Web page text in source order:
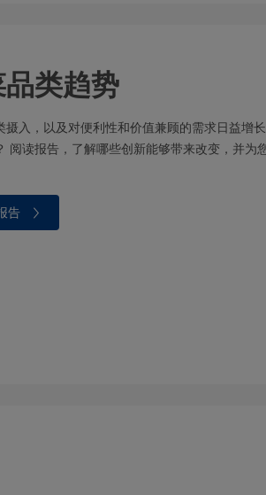
类趋势
入，以及对便利性和价值兼顾的需求日益增
阅读报告，了解哪些创新能够带来改变，并为
告